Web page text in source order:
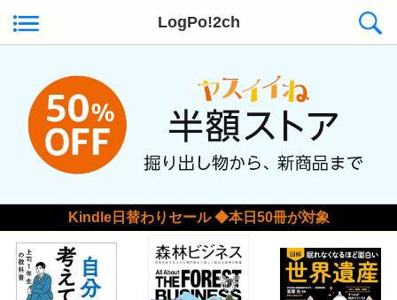
LogPo!2ch
Kindle日替わりセール ◆本日50冊が対象